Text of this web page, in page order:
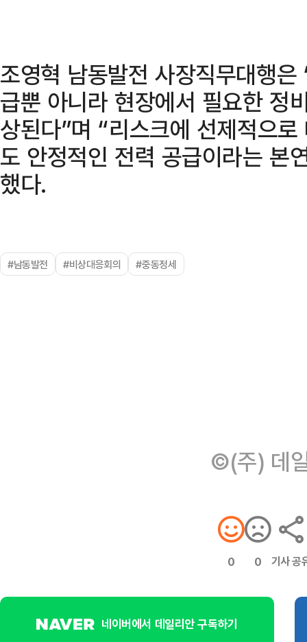
조영혁 남동발전 사장직무대행
급뿐 아니라 현장에서 필요한 정
상된다”며 “리스크에 선제적으
도 안정적인 전력 공급이라는 본
했다.
#남동발전 #비상대응회의 #중동정세
©(주) 데
0 0 기사 공
네이버에서 데일리안 구독하기